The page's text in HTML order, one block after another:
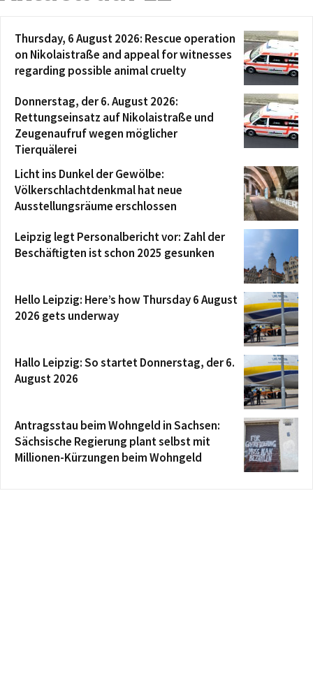
Thursday, 6 August 2026: Rescue operation
on Nikolaistraße and appeal for witnesses
regarding possible animal cruelty
Donnerstag, der 6. August 2026:
Rettungseinsatz auf Nikolaistraße und
Zeugenaufruf wegen möglicher
Tierquälerei
Licht ins Dunkel der Gewölbe:
Völkerschlachtdenkmal hat neue
Ausstellungsräume erschlossen
Leipzig legt Personalbericht vor: Zahl der
Beschäftigten ist schon 2025 gesunken
Hello Leipzig: Here’s how Thursday 6 August
2026 gets underway
Hallo Leipzig: So startet Donnerstag, der 6.
August 2026
Antragsstau beim Wohngeld in Sachsen:
Sächsische Regierung plant selbst mit
Millionen-Kürzungen beim Wohngeld